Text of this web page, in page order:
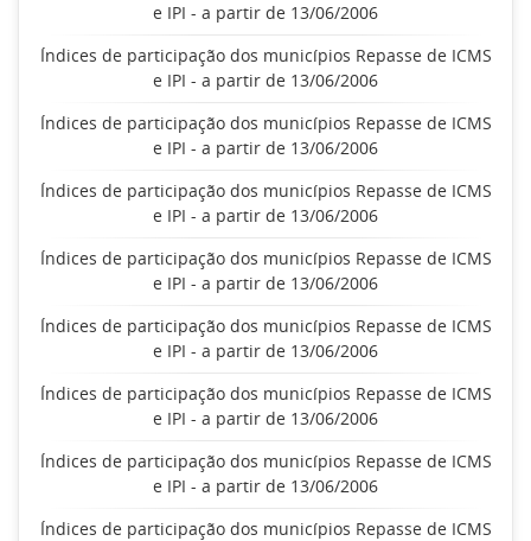
e IPI - a partir de 13/06/2006
Índices de participação dos municípios Repasse de ICMS
e IPI - a partir de 13/06/2006
Índices de participação dos municípios Repasse de ICMS
e IPI - a partir de 13/06/2006
Índices de participação dos municípios Repasse de ICMS
e IPI - a partir de 13/06/2006
Índices de participação dos municípios Repasse de ICMS
e IPI - a partir de 13/06/2006
Índices de participação dos municípios Repasse de ICMS
e IPI - a partir de 13/06/2006
Índices de participação dos municípios Repasse de ICMS
e IPI - a partir de 13/06/2006
Índices de participação dos municípios Repasse de ICMS
e IPI - a partir de 13/06/2006
Índices de participação dos municípios Repasse de ICMS